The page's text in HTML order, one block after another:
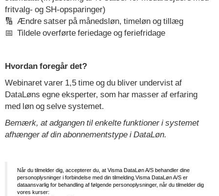
fritvalg- og SH-opsparinger)
🔢 Ændre satser på månedsløn, timeløn og tillæg
📅 Tildele overførte feriedage og feriefridage
Hvordan foregår det?
Webinaret varer 1,5 time og du bliver undervist af
DataLøns egne eksperter, som har masser af erfaring
med løn og selve systemet.
Bemærk, at adgangen til enkelte funktioner i systemet
afhænger af din abonnementstype i DataLøn.
Når du tilmelder dig, accepterer du, at Visma DataLøn A/S behandler dine
personoplysninger i forbindelse med din tilmelding.Visma DataLøn A/S er
dataansvarlig for behandling af følgende personoplysninger, når du tilmelder dig
vores kurser: